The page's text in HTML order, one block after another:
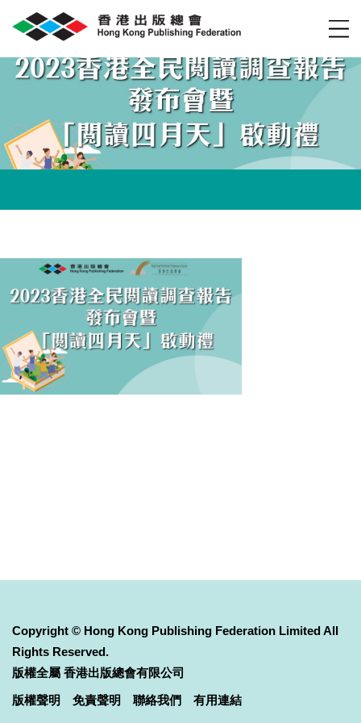
Copyright © Hong Kong Publishing Federation Limited All
Rights Reserved.
版權全屬 香港出版總會有限公司
版權聲明
免責聲明 聯絡我們 有用連結